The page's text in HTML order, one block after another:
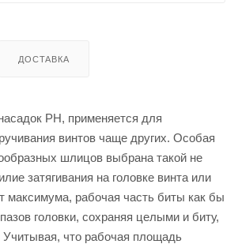
ДОСТАВКА
PH, применяется для
винтов чаще других. Особая
шлицов выбрана такой не
затягивания на головке винта или
максимума, рабочая часть биты как бы
головки, сохраняя целыми и биту,
Учитывая, что рабочая площадь